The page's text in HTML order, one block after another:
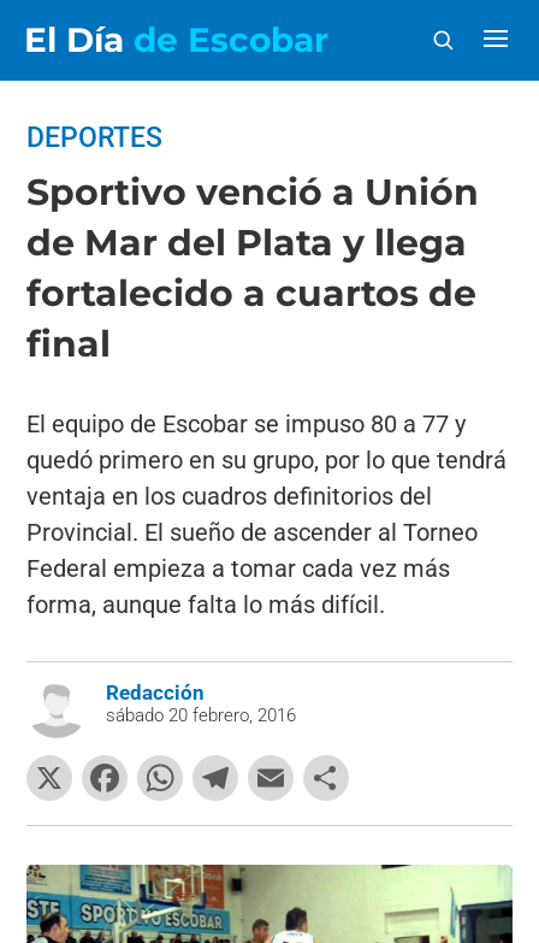
El Día de Escobar
DEPORTES
Sportivo venció a Unión
de Mar del Plata y llega
fortalecido a cuartos de
final
El equipo de Escobar se impuso 80 a 77 y
quedó primero en su grupo, por lo que tendrá
ventaja en los cuadros definitorios del
Provincial. El sueño de ascender al Torneo
Federal empieza a tomar cada vez más
forma, aunque falta lo más difícil.
Redacción
sábado 20 febrero, 2016
X
F
a
c
e
b
W
h
at
s
A
T
el
e
gr
a
E
m
ai
o
m
ar